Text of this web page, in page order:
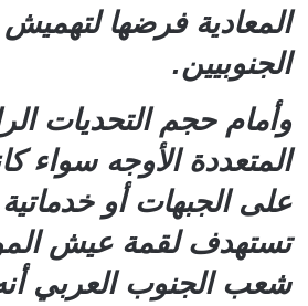
المعادية فرضها
الجنوبيين.
وأمام حجم التحديات
المتعددة الأوجه سواء
على الجبهات أو
تستهدف لقمة عيش
شعب الجنوب العربي